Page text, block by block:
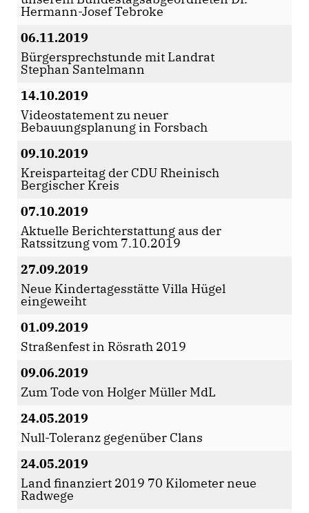
Hermann-Josef Tebroke
06.11.2019
Bürgersprechstunde mit Landrat
Stephan Santelmann
14.10.2019
Videostatement zu neuer
Bebauungsplanung in Forsbach
09.10.2019
Kreisparteitag der CDU Rheinisch
Bergischer Kreis
07.10.2019
Aktuelle Berichterstattung aus der
Ratssitzung vom 7.10.2019
27.09.2019
Neue Kindertagesstätte Villa Hügel
eingeweiht
01.09.2019
Straßenfest in Rösrath 2019
09.06.2019
Zum Tode von Holger Müller MdL
24.05.2019
Null-Toleranz gegenüber Clans
24.05.2019
Land finanziert 2019 70 Kilometer neue
Radwege